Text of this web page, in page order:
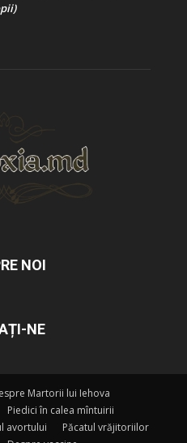
NOI
NE
Martorii lui Iehova
Piedici în calea mîntuirii
avortului
Păcatul vrăjitoriilor